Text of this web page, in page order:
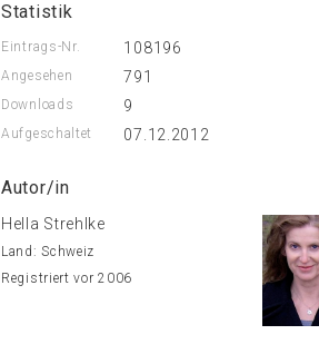
Statistik
Eintrags-Nr. 108196
Angesehen 791
Downloads 9
Aufgeschaltet 07.12.2012
Autor/in
Hella Strehlke
Land: Schweiz
Registriert vor 2006